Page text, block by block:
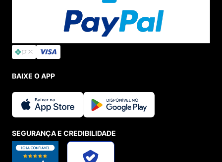
BAIXE O APP
SEGURANÇA E CREDIBILIDADE